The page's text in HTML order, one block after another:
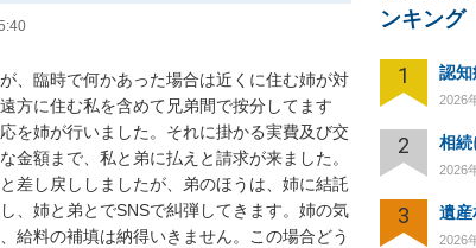
、臨時で何かあった場合は近くに住む姉が対
方に住む私を含めて兄弟間で按分してます
を姉が行いました。それに掛かる実費及び交
金額まで、私と弟に払えと請求が来ました。
差し戻ししましたが、弟のほうは、姉に結託
、姉と弟とでSNSで糾弾してきます。姉の気
給料の補填は納得いきません。この場合どう
ンキング
1 認知
2026
2 相続
2026
3
2026